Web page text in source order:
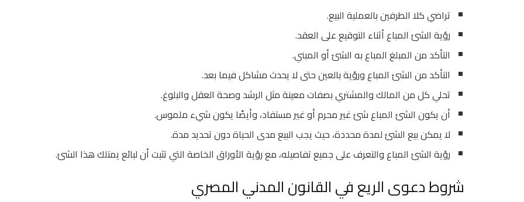
تراضي كلا الطرفين بالعملية البيع.
رؤية الشئ المباع أثناء التوقيع على العقد.
التأكد من المبلغ المباع به الشئ أو المبني.
التأكد من الشئ المباع ورؤية بالعين حتى لا يحدث مشاكل فيما بعد.
تحلي كل من المالك والمشتري بصفات معينة مثل الرشد وصحة العقل والبلوغ.
أن يكون الشئ المباع شئ غير محرم أو غير مستفاد، وأيضًا يكون شيء ملموس.
لا يمكن بيع الشئ لمدة محددة، حيث يجب البيع مدى الحياة دون تحديد مدة.
رؤية الشئ المباع والتعرف على جميع تفاصيله، مع رؤية الأوراق الخاصة التي تثبت أن لبائع يمتلك هذا الشئ.
شروط دعوى الريع في القانون المدني المصري